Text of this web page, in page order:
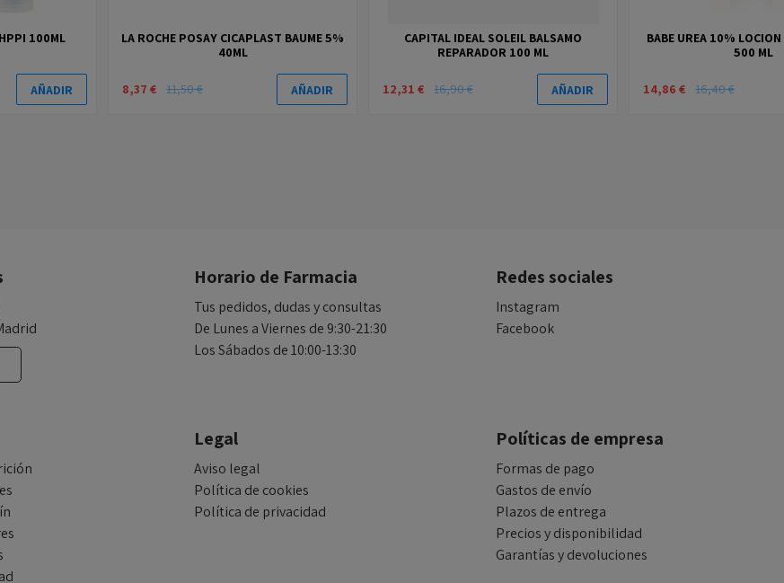
100ML
AÑADIR
LA ROCHE POSAY CICAPLAST BAUME 5%
40ML
8,37 € 11,50 € AÑADIR
CAPITAL IDEAL SOLEIL BALSAMO
REPARADOR 100 ML
12,31 € 16,90 € AÑADIR
BABE UREA 10%
500 ML
14,86 € 16,40 €
Horario de Farmacia
Tus pedidos, dudas y consultas
De Lunes a Viernes de 9:30-21:30
Los Sábados de 10:00-13:30
Redes sociales
Instagram
Facebook
Legal
Aviso legal
Política de cookies
Política de privacidad
Políticas de empresa
Formas de pago
Gastos de envío
Plazos de entrega
Precios y disponibilidad
Garantías y devoluciones